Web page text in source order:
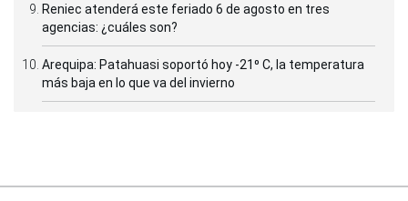
Reniec atenderá este feriado 6 de agosto en tres
agencias: ¿cuáles son?
Arequipa: Patahuasi soportó hoy -21⁰ C, la temperatura
más baja en lo que va del invierno